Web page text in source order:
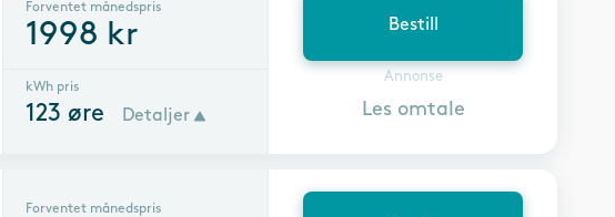
Forventet månedspris
1998 kr
kWh pris
123 øre Detaljer
Bestill
Annonse
Les omtale
Forventet månedspris